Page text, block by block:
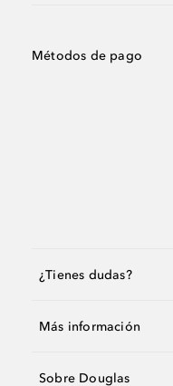
Métodos de pago
¿Tienes dudas?
Más información
Sobre Douglas